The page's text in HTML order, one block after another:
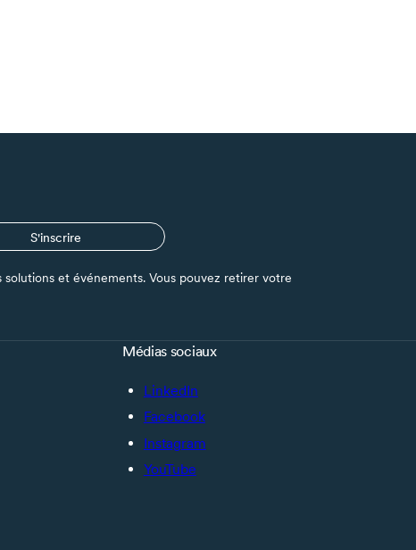
S'inscrire
solutions et événements. Vous pouvez retirer votre
Médias sociaux
LinkedIn
Facebook
Instagram
YouTube